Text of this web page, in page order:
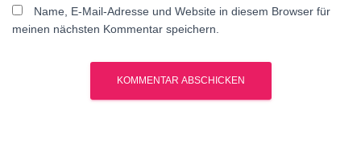
Name, E-Mail-Adresse und Website in diesem Browser für
meinen nächsten Kommentar speichern.